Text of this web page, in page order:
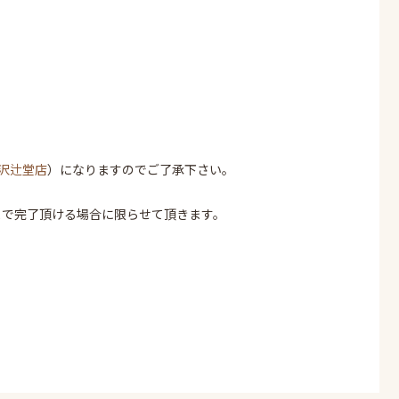
辻堂店）になりますのでご了承下さい。
完了頂ける場合に限らせて頂きます。